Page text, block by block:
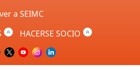
a SEIMC
HACERSE SOCIO